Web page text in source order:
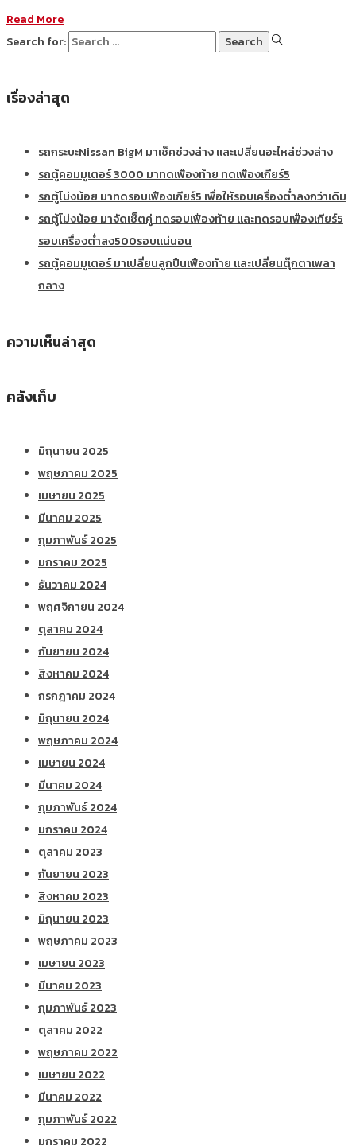
Read More
Search for:
เรื่องล่าสุด
รถกระบะNissan BigM มาเช็คช่วงล่าง และเปลี่ยนอะไหล่ช่วงล่าง
รถตู้คอมมูเตอร์ 3000 มาทดเฟืองท้าย ทดเฟืองเกียร์5
รถตู้โม่งน้อย มาทดรอบเฟืองเกียร์5 เพื่อให้รอบเครื่องต่ำลงกว่าเดิม
รถตู้โม่งน้อย มาจัดเซ็ตคู่ ทดรอบเฟืองท้าย และทดรอบเฟืองเกียร์5
รอบเครื่องต่ำลง500รอบแน่นอน
รถตู้คอมมูเตอร์ มาเปลี่ยนลูกปืนเฟืองท้าย และเปลี่ยนตุ๊กตาเพลา
กลาง
ความเห็นล่าสุด
คลังเก็บ
มิถุนายน 2025
พฤษภาคม 2025
เมษายน 2025
มีนาคม 2025
กุมภาพันธ์ 2025
มกราคม 2025
ธันวาคม 2024
พฤศจิกายน 2024
ตุลาคม 2024
กันยายน 2024
สิงหาคม 2024
กรกฎาคม 2024
มิถุนายน 2024
พฤษภาคม 2024
เมษายน 2024
มีนาคม 2024
กุมภาพันธ์ 2024
มกราคม 2024
ตุลาคม 2023
กันยายน 2023
สิงหาคม 2023
มิถุนายน 2023
พฤษภาคม 2023
เมษายน 2023
มีนาคม 2023
กุมภาพันธ์ 2023
ตุลาคม 2022
พฤษภาคม 2022
เมษายน 2022
มีนาคม 2022
กุมภาพันธ์ 2022
มกราคม 2022